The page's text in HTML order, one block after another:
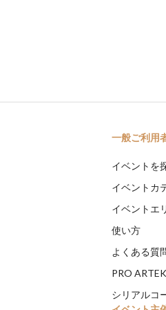
一般ご利用
イベントを
イベントカ
イベントエ
使い方
よくある質
PRO
シリアルコ